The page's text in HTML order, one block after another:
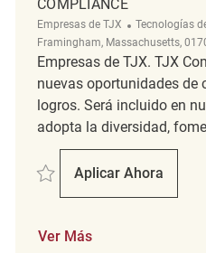
COMPLIANCE
Empresas de TJX Categoría
Tecnologías
Framingham, Massachusetts,
Empresas de TJX. TJX
nuevas oportunidades de
logros. Será incluido en
adopta la diversidad,
Salvar Staff Engineer,
Aplicar Ahora
Staff
Ver Más